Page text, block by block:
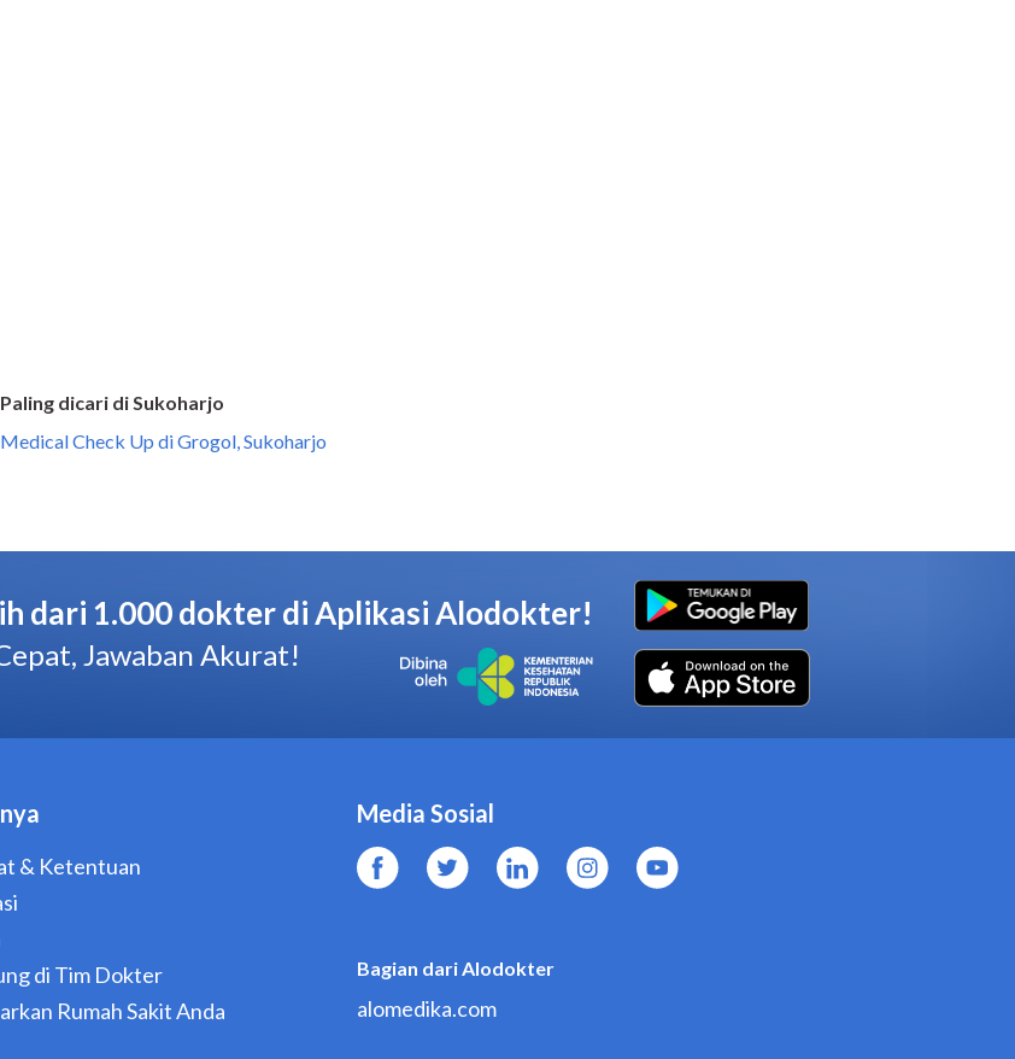
Paling dicari di Sukoharjo
Medical Check Up di Grogol, Sukoharjo